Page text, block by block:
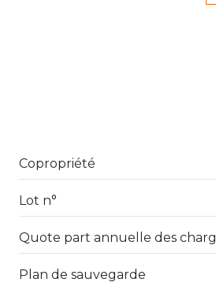
interphone
Copropriété
Lot n°
Quote part annuelle des
Plan de sauvegarde